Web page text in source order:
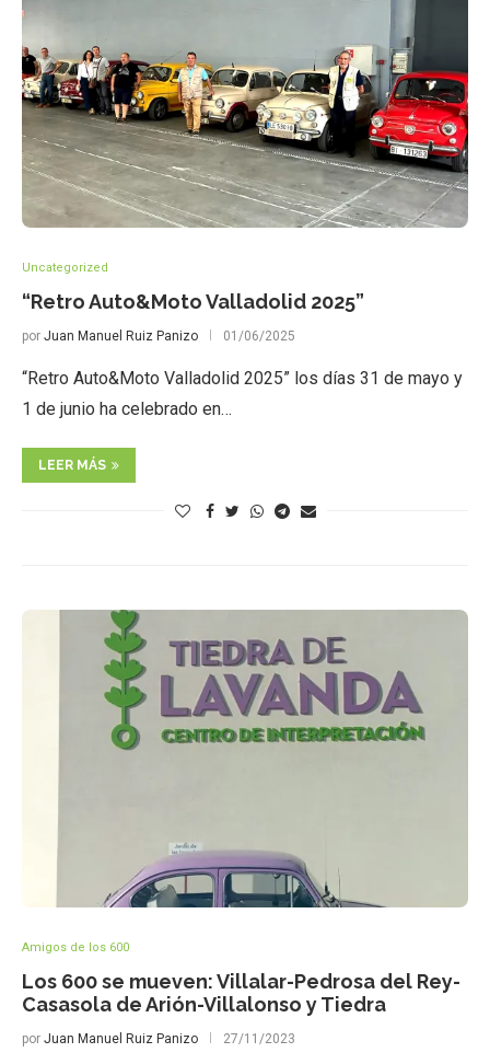
Uncategorized
“Retro Auto&Moto Valladolid 2025”
por Juan Manuel Ruiz Panizo 01/06/2025
“Retro Auto&Moto Valladolid 2025” los días 31 de mayo y
1 de junio ha celebrado en…
LEER MÁS
Amigos de los 600
Los 600 se mueven: Villalar-Pedrosa del Rey-
Casasola de Arión-Villalonso y Tiedra
por Juan Manuel Ruiz Panizo 27/11/2023